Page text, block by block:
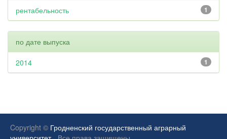
1
рентабельность
по дате выпуска
1
2014
Copyright © Гродненский государственный аграрный